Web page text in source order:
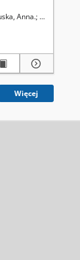
from
journal
Anna.
Więcej